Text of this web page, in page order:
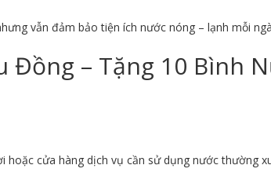
vẫn đảm bảo tiện ích nước nóng – lạnh mỗi
Đồng – Tặng 10 Bình
hoặc cửa hàng dịch vụ cần sử dụng nước thường